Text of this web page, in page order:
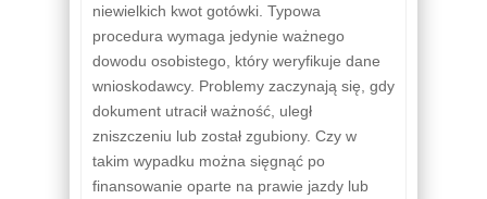
niewielkich kwot gotówki. Typowa
procedura wymaga jedynie ważnego
dowodu osobistego, który weryfikuje dane
wnioskodawcy. Problemy zaczynają się, gdy
dokument utracił ważność, uległ
zniszczeniu lub został zgubiony. Czy w
takim wypadku można sięgnąć po
finansowanie oparte na prawie jazdy lub